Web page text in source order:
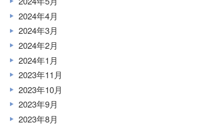
2024年4月
2024年3月
2024年2月
2024年1月
2023年11月
2023年10月
2023年9月
2023年8月